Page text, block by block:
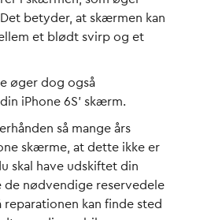
betyder, at skærmen kan
et blødt svirp og et
øger dog også
iPhone 6S’ skærm.
så mange års
skærme, at dette ikke er
skal have udskiftet din
de nødvendige reservedele
reparationen kan finde sted